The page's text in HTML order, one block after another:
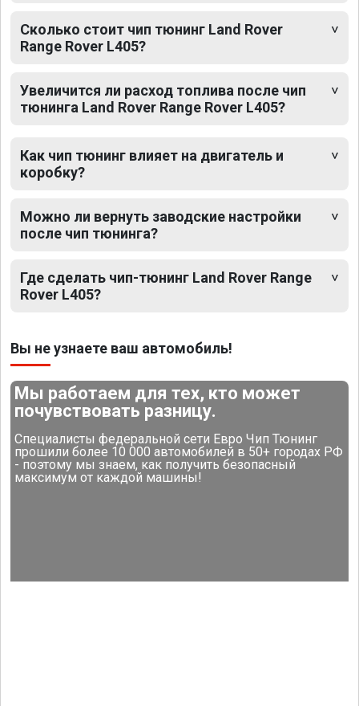
Сколько стоит чип тюнинг Land Rover
Range Rover L405?
Увеличится ли расход топлива после чип
тюнинга Land Rover Range Rover L405?
Как чип тюнинг влияет на двигатель и
коробку?
Можно ли вернуть заводские настройки
после чип тюнинга?
Где сделать чип-тюнинг Land Rover Range
Rover L405?
Вы не узнаете ваш автомобиль!
Мы работаем для тех, кто может
почувствовать разницу.
Специалисты федеральной сети Евро Чип Тюнинг
прошили более 10 000 автомобилей в 50+ городах РФ
- поэтому мы знаем, как получить безопасный
максимум от каждой машины!